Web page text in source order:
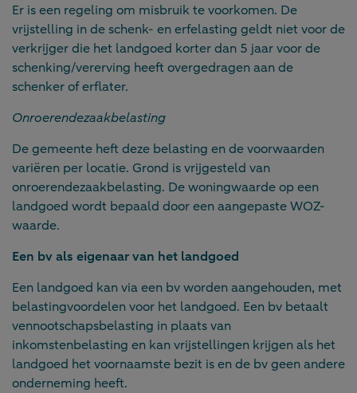
Er is een regeling om misbruik te voorkomen. De
vrijstelling in de schenk- en erfelasting geldt niet voor de
verkrijger die het landgoed korter dan 5 jaar voor de
schenking/vererving heeft overgedragen aan de
schenker of erflater.
Onroerendezaakbelasting
De gemeente heft deze belasting en de voorwaarden
variëren per locatie. Grond is vrijgesteld van
onroerendezaakbelasting. De woningwaarde op een
landgoed wordt bepaald door een aangepaste WOZ-
waarde.
Een bv als eigenaar van het landgoed
Een landgoed kan via een bv worden aangehouden, met
belastingvoordelen voor het landgoed. Een bv betaalt
vennootschapsbelasting in plaats van
inkomstenbelasting en kan vrijstellingen krijgen als het
landgoed het voornaamste bezit is en de bv geen andere
onderneming heeft.